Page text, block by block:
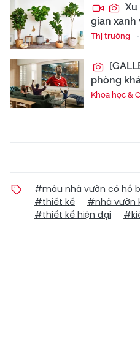
gian xanh
Thị trường
phòng
Khoa học &
#mẫu nhà vườn có hồ
#thiết kế
#nhà vườn
#thiết kế hiện đại